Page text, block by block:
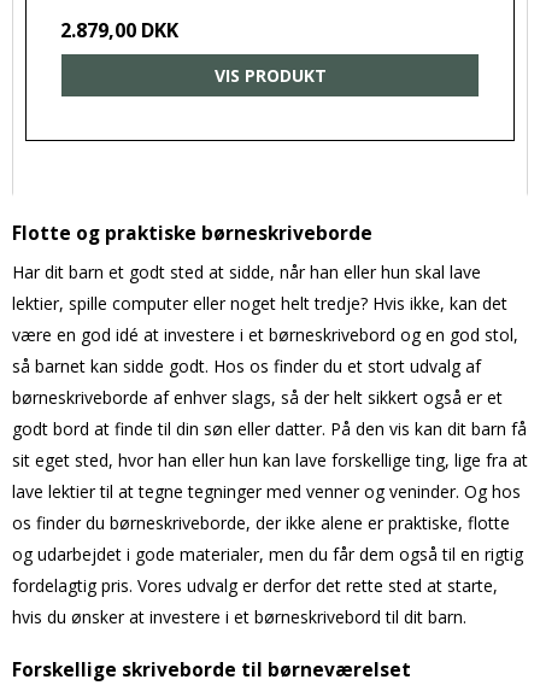
2.879,00 DKK
VIS PRODUKT
Flotte og praktiske børneskriveborde
Har dit barn et godt sted at sidde, når han eller hun skal lave
lektier, spille computer eller noget helt tredje? Hvis ikke, kan det
være en god idé at investere i et børneskrivebord og en god stol,
så barnet kan sidde godt. Hos os finder du et stort udvalg af
børneskriveborde af enhver slags, så der helt sikkert også er et
godt bord at finde til din søn eller datter. På den vis kan dit barn få
sit eget sted, hvor han eller hun kan lave forskellige ting, lige fra at
lave lektier til at tegne tegninger med venner og veninder. Og hos
os finder du børneskriveborde, der ikke alene er praktiske, flotte
og udarbejdet i gode materialer, men du får dem også til en rigtig
fordelagtig pris. Vores udvalg er derfor det rette sted at starte,
hvis du ønsker at investere i et børneskrivebord til dit barn.
Forskellige skriveborde til børneværelset